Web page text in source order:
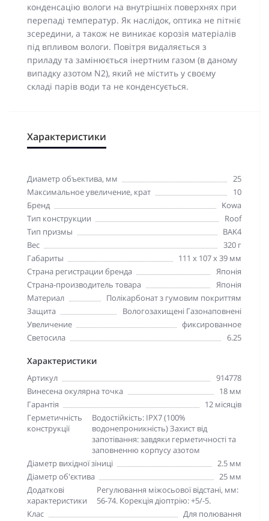
конденсацію вологи на внутрішніх поверхнях при
перепаді температур. Як наслідок, оптика не пітніє
зсередини, а також не виникає корозія матеріалів
під впливом вологи. Повітря видаляється з
приладу та замінюється інертним газом (в даному
випадку азотом N2), який не містить у своєму
складі парів води та не конденсується.
Характеристики
Диаметр объектива, мм
25
Максимальное увеличение, крат
10
Бренд
Kowa
Тип конструкции
Roof
Тип призмы
BAK4
Вес
320 г
Габариты
111 x 107 x 39 мм
Страна регистрации бренда
Японія
Страна-производитель товара
Японія
Материал
Полікарбонат з гумовим покриттям
Защита
Вологозахищені Газонаповнені
Увеличение
фиксированное
Светосила
6.25
Характеристики
Артикул
914778
Винесена окулярна точка
18 мм
Гарантія
12 місяців
Герметичність
конструкції
Водостійкість: IPX7 (100%
водонепроникність) Захист від
запотівання: завдяки герметичності та
заповненню корпусу азотом
Діаметр вихідної зіниці
2.5 мм
Діаметр об'єктива
25 мм
Додаткові
характеристики
Регулювання міжосьової відстані, мм:
56-74. Корекція діоптрію: +5/-5.
Клас
Для полювання